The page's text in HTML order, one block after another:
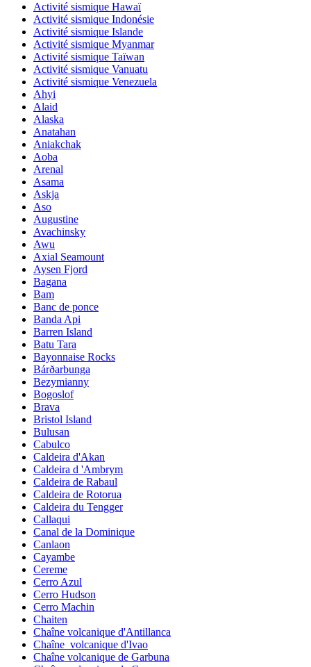
Activité sismique Hawaï
Activité sismique Indonésie
Activité sismique Islande
Activité sismique Myanmar
Activité sismique Taïwan
Activité sismique Vanuatu
Activité sismique Venezuela
Ahyi
Alaid
Alaska
Anatahan
Aniakchak
Aoba
Arenal
Asama
Askja
Aso
Augustine
Avachinsky
Awu
Axial Seamount
Aysen Fjord
Bagana
Bam
Banc de ponce
Banda Api
Barren Island
Batu Tara
Bayonnaise Rocks
Bárðarbunga
Bezymianny
Bogoslof
Brava
Bristol Island
Bulusan
Cabulco
Caldeira d'Akan
Caldeira d 'Ambrym
Caldeira de Rabaul
Caldeira de Rotorua
Caldeira du Tengger
Callaqui
Canal de la Dominique
Canlaon
Cayambe
Cereme
Cerro Azul
Cerro Hudson
Cerro Machin
Chaiten
Chaîne volcanique d'Antillanca
Chaîne_volcanique d'Ivao
Chaîne volcanique de Garbuna